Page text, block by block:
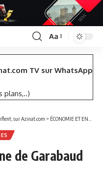
Font
Resizer
Aa
TV sur WhatsApp
plans,..)
sur Azinat.com > ÉCONOMIE ET ENTREPRISES
de Garabaud